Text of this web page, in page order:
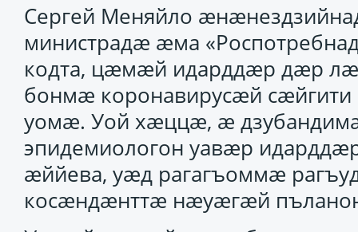
Сергей Меняйло
министрадӕ ӕма
кодта, цӕмӕй идарддӕр дӕр
бонмӕ коронавирусӕй
уомӕ. Уой хӕццӕ, ӕ
эпидемиологон уавӕр
ӕййева, уӕд рагагъоммӕ
косӕндӕнттӕ нӕуӕгӕй